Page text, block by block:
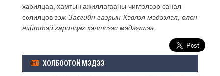
харилцаа, хамтын ажиллагааны чиглэлээр санал
солилцов гэж Засгийн газрын Хэвлэл мэдээлэл, олон
нийттэй харилцах хэлтсээс мэдээллээ.
ХОЛБООТОЙ МЭДЭЭ